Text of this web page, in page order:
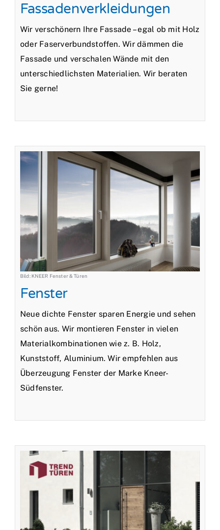
Fassadenverkleidungen
Wir verschönern Ihre Fassade – egal ob mit Holz
oder Faserverbundstoffen. Wir dämmen die
Fassade und verschalen Wände mit den
unterschiedlichsten Materialien. Wir beraten
Sie gerne!
Bild: KNEER Fenster & Türen
Fenster
Neue dichte Fenster sparen Energie und sehen
schön aus. Wir montieren Fenster in vielen
Materialkombinationen wie z. B. Holz,
Kunststoff, Aluminium. Wir empfehlen aus
Überzeugung Fenster der Marke Kneer-
Südfenster.